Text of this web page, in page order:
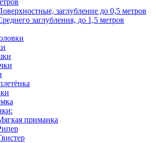
заглубление до 0,5 метров
заглубления, до 1,5 метров
приманка